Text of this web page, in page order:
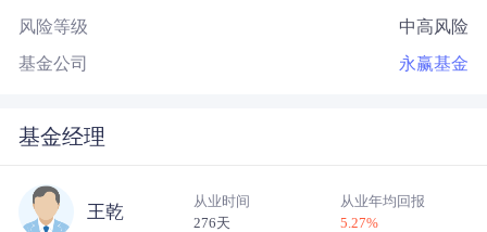
风险等级 中高风险
基金公司 永赢基金
基金经理
王乾
从业时间
276天
从业年均回报
5.27%